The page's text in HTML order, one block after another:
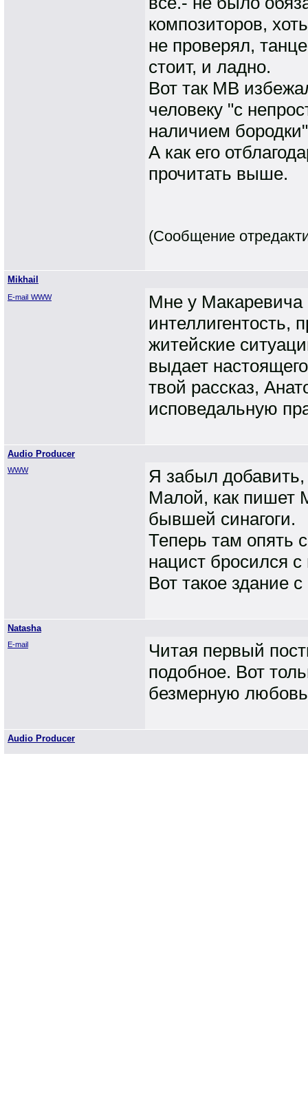
композиторов,
не проверял,
стоит, и ладно.
Вот так МВ
человеку "с
наличием
А как его
прочитать выше.
(Сообщение
Mikhail
E-mail WWW
Мне у Макаревича
интеллигентость,
житейские
выдает
твой рассказ,
исповедальную
Audio Producer
WWW
Я забыл добавить,
Малой, как пишет
бывшей синагоги.
Теперь там опять
нацист бросился
Вот такое здание
Natasha
E-mail
Читая первый
подобное. Вот
безмерную
Audio Producer